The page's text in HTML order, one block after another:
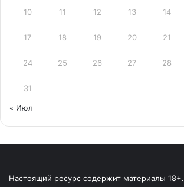
10 11 12 13 14
17 18 19 20 21
24 25 26 27 28
31
« Июл
Настоящий ресурс содержит материалы 18+.